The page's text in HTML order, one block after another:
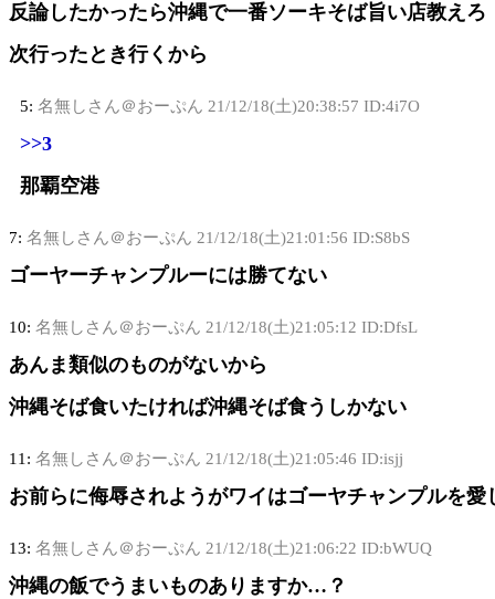
反論したかったら沖縄で一番ソーキそば旨い店教えろ
次行ったとき行くから
5: 名無しさん＠おーぷん 21/12/18(土)20:38:57 ID:4i7O
>>3
那覇空港
7: 名無しさん＠おーぷん 21/12/18(土)21:01:56 ID:S8bS
ゴーヤーチャンプルーには勝てない
10: 名無しさん＠おーぷん 21/12/18(土)21:05:12 ID:DfsL
あんま類似のものがないから
沖縄そば食いたければ沖縄そば食うしかない
11: 名無しさん＠おーぷん 21/12/18(土)21:05:46 ID:isjj
お前らに侮辱されようがワイはゴーヤチャンプルを愛
13: 名無しさん＠おーぷん 21/12/18(土)21:06:22 ID:bWUQ
沖縄の飯でうまいものありますか…？